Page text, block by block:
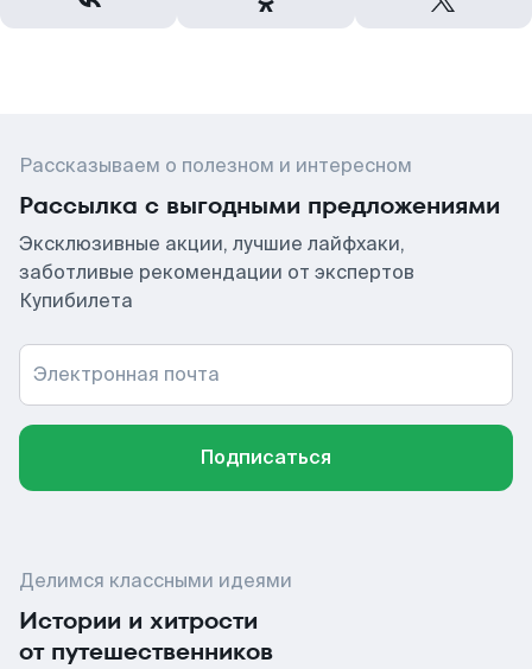
Рассказываем о полезном и интересном
Рассылка с выгодными предложениями
Эксклюзивные акции, лучшие лайфхаки,
заботливые рекомендации от экспертов
Купибилета
Электронная почта
Подписаться
Делимся классными идеями
Истории и хитрости
от путешественников